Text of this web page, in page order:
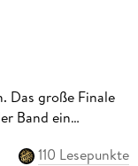
Das große Finale
Band ein
110 Lesepunkte